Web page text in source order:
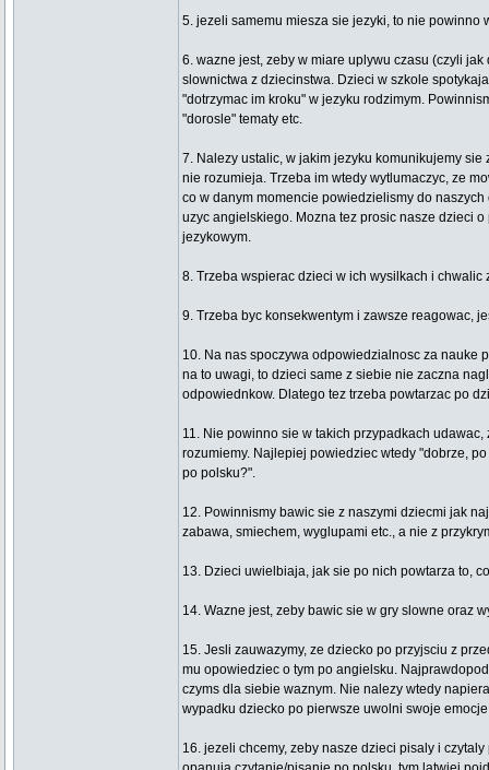
5. jezeli samemu miesza sie jezyki, to nie
6. wazne jest, zeby w miare uplywu czasu (czyli
slownictwa z dziecinstwa. Dzieci w szkole
"dotrzymac im kroku" w jezyku rodzimym.
"dorosle" tematy etc.
7. Nalezy ustalic, w jakim jezyku komunikujemy
nie rozumieja. Trzeba im wtedy wytlumaczyc, ze
co w danym momencie powiedzielismy do
uzyc angielskiego. Mozna tez prosic nasze dzieci
jezykowym.
8. Trzeba wspierac dzieci w ich wysilkach i
9. Trzeba byc konsekwentym i zawsze reagowac,
10. Na nas spoczywa odpowiedzialnosc za nauke
na to uwagi, to dzieci same z siebie nie zaczna
odpowiednkow. Dlatego tez trzeba powtarzac po
11. Nie powinno sie w takich przypadkach
rozumiemy. Najlepiej powiedziec wtedy "dobrze,
po polsku?".
12. Powinnismy bawic sie z naszymi dziecmi jak
zabawa, smiechem, wyglupami etc., a nie z
13. Dzieci uwielbiaja, jak sie po nich powtarza to,
14. Wazne jest, zeby bawic sie w gry slowne oraz
15. Jesli zauwazymy, ze dziecko po przyjsciu z
mu opowiedziec o tym po angielsku.
czyms dla siebie waznym. Nie nalezy wtedy
wypadku dziecko po pierwsze uwolni swoje
16. jezeli chcemy, zeby nasze dzieci pisaly i